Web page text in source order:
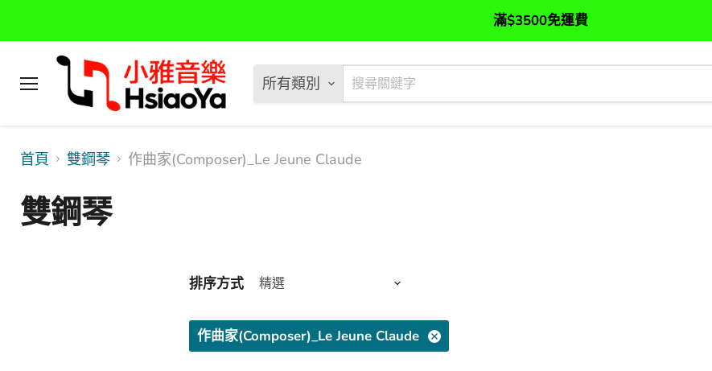
滿$3500免運費
所有類別
首頁 雙鋼琴 作曲家(Composer)_Le Jeune Claude
雙鋼琴
排序方式
作曲家(Composer)_Le Jeune Claude